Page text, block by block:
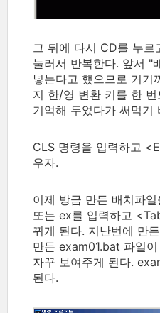
그 뒤에 다시 CD를 누
눌러서 반복한다. 앞서 "
넣는다고 했으므로 거기
지 한/영 변환 키를 한
기억해 두었다가 써먹기
CLS 명령을 입력하고
우자.
이제 방금 만든 배치파
또는 ex를 입력하고
뀌게 된다. 지난번에 만
만든 exam01.bat 파일
자꾸 보여주게 된다.
된다.